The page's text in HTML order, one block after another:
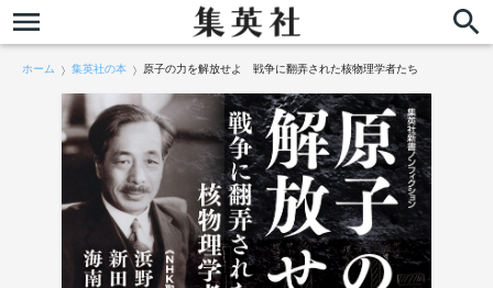
ホーム 集英社の本 原子の力を解放せよ 戦争に翻弄された核物理学者たち